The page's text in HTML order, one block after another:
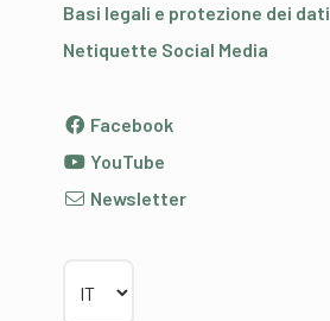
Basi legali e protezione dei dati
Netiquette Social Media
Facebook
YouTube
Newsletter